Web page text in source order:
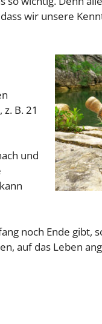
wir unsere
B. 21
und
noch Ende gibt,
auf das Leben